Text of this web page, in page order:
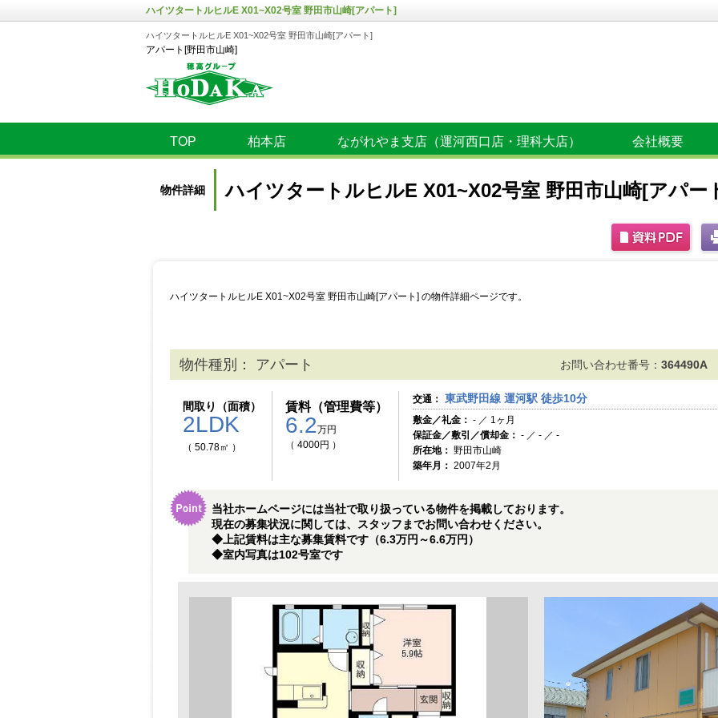
ハイツタートルヒルE X01~X02号室 野田市山崎[アパート]
ハイツタートルヒルE X01~X02号室 野田市山崎[アパート]
アパート[野田市山崎]
TOP 柏本店 ながれやま支店（運河西口店・理科大店） 会社概要
物件詳細 ハイツタートルヒルE X01~X02号室 野田市山崎[アパー
ハイツタートルヒルE X01~X02号室 野田市山崎[アパート] の物件詳細ページです。
物件種別： アパート お問い合わせ番号： 364490A
間取り（面積）
2LDK
（ 50.78㎡ ）
賃料（管理費等）
6.2万円
（ 4000円 ）
交通： 東武野田線 運河駅 徒歩10分
敷金／礼金： - ／ 1ヶ月
保証金／敷引／償却金： - ／ - ／ -
所在地： 野田市山崎
築年月： 2007年2月
当社ホームページには当社で取り扱っている物件を掲載しております。
現在の募集状況に関しては、スタッフまでお問い合わせください。
◆上記賃料は主な募集賃料です（6.3万円～6.6万円）
◆室内写真は102号室です